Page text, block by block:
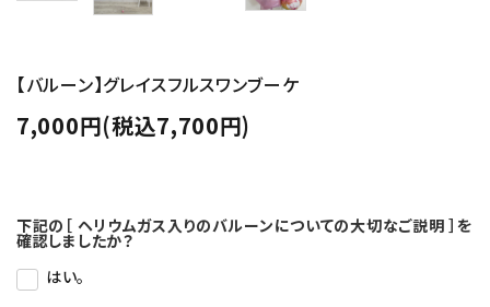
【バルーン】グレイスフルスワンブーケ
7,000円(税込7,700円)
下記の［ ヘリウムガス入りのバルーンについての大切なご説明 ］を
確認しましたか？
はい。